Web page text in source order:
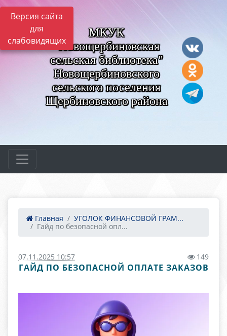
Версия сайта
для
слабовидящих
МКУК
"Новощербиновская
сельская библиотека"
Новощербиновского
сельского поселения
Щербиновского района
Главная
УГОЛОК ФИНАНСОВОЙ ГРАМ...
Гайд по безопасной опл...
07.11.2025 10:57 149
ГАЙД ПО БЕЗОПАСНОЙ ОПЛАТЕ ЗАКАЗОВ